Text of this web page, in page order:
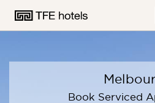
Book Serviced